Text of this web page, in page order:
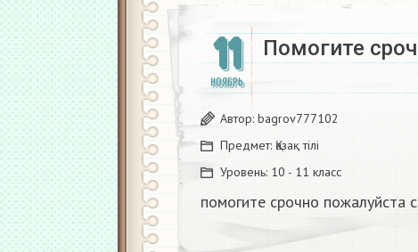
11
НОЯБРЬ
Помогите
Автор: bagrov777102
Предмет: Қазақ тiлi
Уровень: 10 - 11 класс
помогите срочно пожалуйста